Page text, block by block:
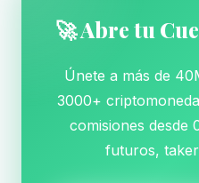
🚀 Abre tu
Únete a más de
3000+
comisiones desde
futuros,